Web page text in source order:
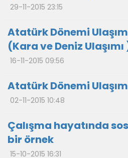
29-11-2015 23:15
Atatürk Dönemi
(Kara ve Deniz Ulaşımı
16-11-2015 09:56
Atatürk Dönemi
02-11-2015 10:48
Çalışma hayatında
bir örnek
15-10-2015 16:31